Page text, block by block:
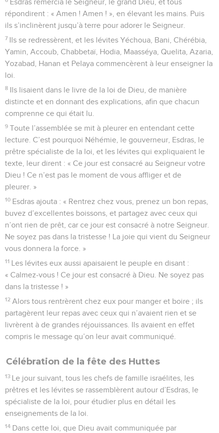
Esdras remercia le Seigneur, le grand Dieu, et tous
répondirent : « Amen ! Amen ! », en élevant les mains. Puis
ils s’inclinèrent jusqu’à terre pour adorer le Seigneur.
7 Ils se redressèrent, et les lévites Yéchoua, Bani, Chérébia,
Yamin, Accoub, Chabbetaï, Hodia, Maasséya, Quelita, Azaria,
Yozabad, Hanan et Pelaya commencèrent à leur enseigner la
loi.
8 Ils lisaient dans le livre de la loi de Dieu, de manière
distincte et en donnant des explications, afin que chacun
comprenne ce qui était lu.
9 Toute l’assemblée se mit à pleurer en entendant cette
lecture. C’est pourquoi Néhémie, le gouverneur, Esdras, le
prêtre spécialiste de la loi, et les lévites qui expliquaient le
texte, leur dirent : « Ce jour est consacré au Seigneur votre
Dieu ! Ce n’est pas le moment de vous affliger et de
pleurer. »
10 Esdras ajouta : « Rentrez chez vous, prenez un bon repas,
buvez d’excellentes boissons, et partagez avec ceux qui
n’ont rien de prêt, car ce jour est consacré à notre Seigneur.
Ne soyez pas dans la tristesse ! La joie qui vient du Seigneur
vous donnera la force. »
11 Les lévites eux aussi apaisaient le peuple en disant :
« Calmez-vous ! Ce jour est consacré à Dieu. Ne soyez pas
dans la tristesse ! »
12 Alors tous rentrèrent chez eux pour manger et boire ; ils
partagèrent leur repas avec ceux qui n’avaient rien et se
livrèrent à de grandes réjouissances. Ils avaient en effet
compris le message qu’on leur avait communiqué.
Célébration de la fête des Huttes
13 Le jour suivant, tous les chefs de famille israélites, les
prêtres et les lévites se rassemblèrent autour d’Esdras, le
spécialiste de la loi, pour étudier plus en détail les
enseignements de la loi.
14 Dans cette loi, que Dieu avait communiquée par